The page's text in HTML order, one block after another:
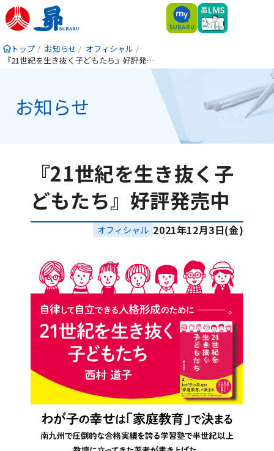
トップ お知らせ
オフィシャル
『21世紀を生き抜く子どもたち』好評発売中
お知らせ
『21世紀を生き抜く子
どもたち』好評発売中
オフィシャル 2021年12月3日(金)